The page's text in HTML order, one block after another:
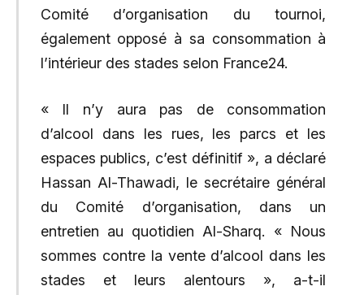
Comité d’organisation du tournoi,
également opposé à sa consommation à
l’intérieur des stades selon France24.
« Il n’y aura pas de consommation
d’alcool dans les rues, les parcs et les
espaces publics, c’est définitif », a déclaré
Hassan Al-Thawadi, le secrétaire général
du Comité d’organisation, dans un
entretien au quotidien Al-Sharq. « Nous
sommes contre la vente d’alcool dans les
stades et leurs alentours », a-t-il